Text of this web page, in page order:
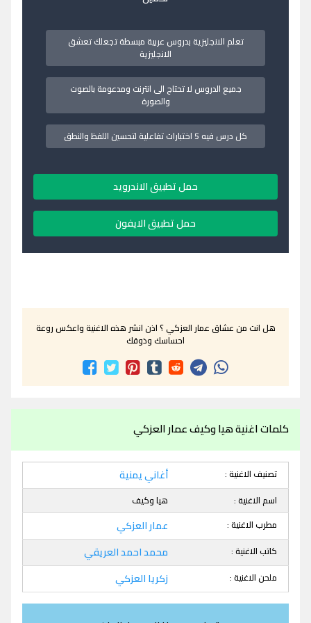
تعلم الانجليزية بدروس عربية مبسطة تجعلك تعشق
الانجليزية
جميع الدروس لا تحتاج الى انترنت ومدعومة بالصوت
والصورة
كل درس فيه 5 اختبارات تفاعلية لتحسين اللفظ والنطق
حمل تطبيق الاندرويد
حمل تطبيق الايفون
هل انت من عشاق عمار العزكي ؟ اذن انشر هذه الاغنية واعكس روعة
احساسك وذوقك
كلمات اغنية هيا وكيف عمار العزكي
تصنيف الاغنية : أغاني يمنية
اسم الاغنية :
هيا وكيف
مطرب الاغنية :
عمار العزكي
كاتب الاغنية : محمد احمد العريقي
ملحن الاغنية : زكريا العزكي